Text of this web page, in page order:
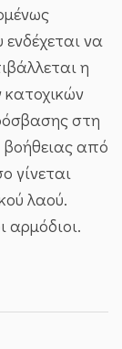
να
η
στη
από
γίνεται
λαού.
αρμόδιοι.